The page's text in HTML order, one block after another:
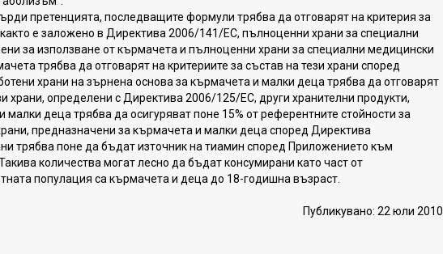
претенцията, последващите формули трябва да отговарят на критерия за
е заложено в Директива 2006/141/EC, пълноценни храни за специални
за използване от кърмачета и пълноценни храни за специални медицински
трябва да отговарят на критериите за състав на тези храни според
храни на зърнена основа за кърмачета и малки деца трябва да отговарят
храни, определени с Директива 2006/125/EC, други хранителни продукти,
деца трябва да осигуряват поне 15% от референтните стойности за
предназначени за кърмачета и малки деца според Директива
трябва поне да бъдат източник на тиамин според Приложението към
количества могат лесно да бъдат консумирани като част от
популация са кърмачета и деца до 18-годишна възраст.
Публикувано: 22 юли 2010